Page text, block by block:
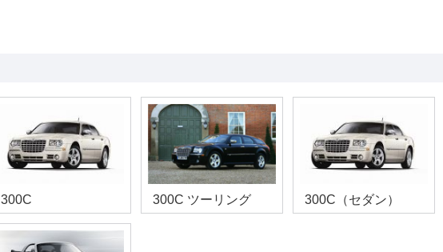
300C 300C ツーリング 300C（セダン）